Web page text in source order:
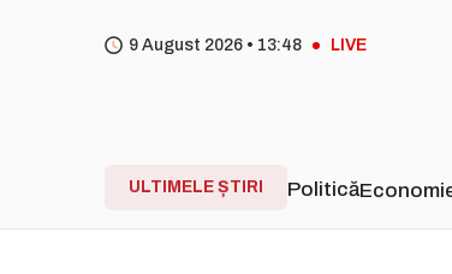
9 August 2026 • 13 48 LIVE
ULTIMELE ȘTIRI Politică